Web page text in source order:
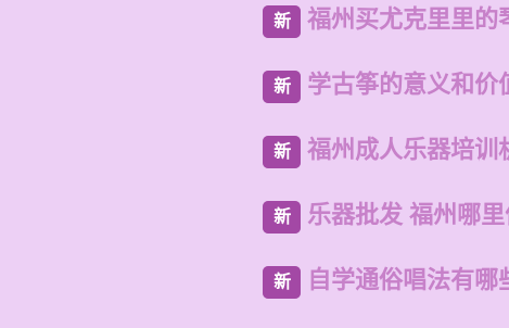
新 福州买尤克里里的
新 学古筝的意义和价
新 福州成人乐器培训
新 乐器批发 福州哪
新 自学通俗唱法有哪